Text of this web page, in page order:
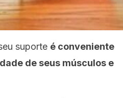
suporte é conveniente
de seus músculos e